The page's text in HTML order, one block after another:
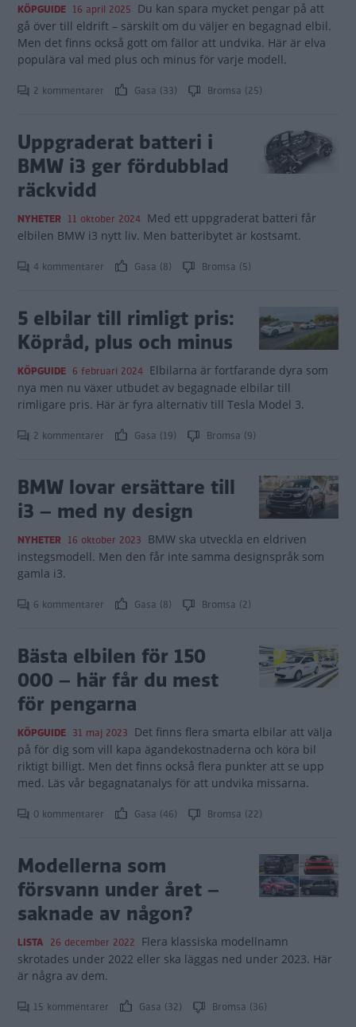
KÖPGUIDE 16 april 2025 Du kan spara mycket pengar på att
gå över till eldrift – särskilt om du väljer en begagnad elbil.
Men det finns också gott om fällor att undvika. Här är elva
populära val med plus och minus för varje modell.
2 kommentarer Gasa (33) Bromsa (25)
Uppgraderat batteri i
BMW i3 ger fördubblad
räckvidd
NYHETER 11 oktober 2024 Med ett uppgraderat batteri får
elbilen BMW i3 nytt liv. Men batteribytet är kostsamt.
4 kommentarer Gasa (8) Bromsa (5)
5 elbilar till rimligt pris:
Köpråd, plus och minus
KÖPGUIDE 6 februari 2024 Elbilarna är fortfarande dyra som
nya men nu växer utbudet av begagnade elbilar till
rimligare pris. Här är fyra alternativ till Tesla Model 3.
2 kommentarer Gasa (19) Bromsa (9)
BMW lovar ersättare till
i3 – med ny design
NYHETER 16 oktober 2023 BMW ska utveckla en eldriven
instegsmodell. Men den får inte samma designspråk som
gamla i3.
6 kommentarer Gasa (8) Bromsa (2)
Bästa elbilen för 150
000 – här får du mest
för pengarna
KÖPGUIDE 31 maj 2023 Det finns flera smarta elbilar att välja
på för dig som vill kapa ägandekostnaderna och köra bil
riktigt billigt. Men det finns också flera punkter att se upp
med. Läs vår begagnatanalys för att undvika missarna.
0 kommentarer Gasa (46) Bromsa (22)
Modellerna som
försvann under året –
saknade av någon?
LISTA 26 december 2022 Flera klassiska modellnamn
skrotades under 2022 eller ska läggas ned under 2023. Här
är några av dem.
15 kommentarer Gasa (32) Bromsa (36)